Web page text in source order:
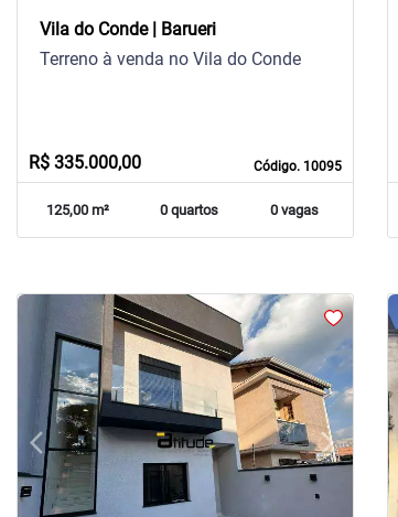
Vila do Conde | Barueri
Código. 10095
Terreno à venda no Vila do Conde
R$ 335.000,00
125,00 m² 0 quartos 0 vagas
arrow_back_iosPrevious arrow_forward_iosNext